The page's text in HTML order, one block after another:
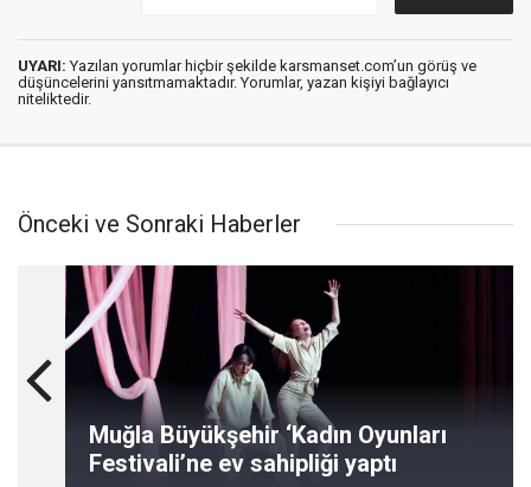
UYARI: Yazılan yorumlar hiçbir şekilde karsmanset.com’un görüş ve
düşüncelerini yansıtmamaktadır. Yorumlar, yazan kişiyi bağlayıcı
niteliktedir.
Önceki ve Sonraki Haberler
Muğla Büyükşehir ‘Kadın Oyunları
Festivali’ne ev sahipliği yaptı